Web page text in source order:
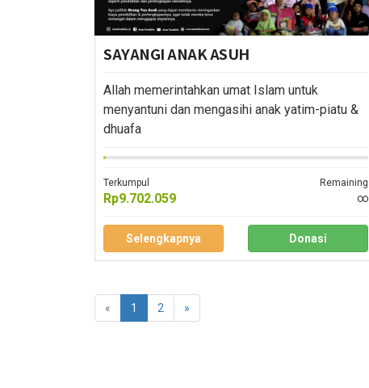
SAYANGI ANAK ASUH
Allah memerintahkan umat Islam untuk
menyantuni dan mengasihi anak yatim-piatu &
dhuafa
Terkumpul
Rp9.702.059
Remaining
∞
Selengkapnya Donasi
« 1 2 »